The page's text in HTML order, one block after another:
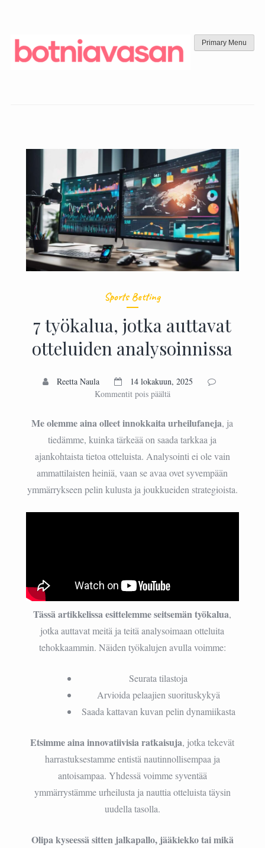
Primary Menu
Sports Betting
7 työkalua, jotka auttavat
otteluiden analysoinnissa
Reetta Naula
14 lokakuun, 2025
Kommentit pois päältäartikkelissa
työkalua,
jotka
auttavat
otteluiden
analysoinnissa
Me olemme aina olleet innokkaita urheilufaneja, ja
tiedämme, kuinka tärkeää on saada tarkkaa ja
ajankohtaista tietoa otteluista. Analysointi ei ole vain
ammattilaisten heiniä, vaan se avaa ovet syvempään
ymmärrykseen pelin kulusta ja joukkueiden strategioista.
Tässä artikkelissa esittelemme seitsemän työkalua,
jotka auttavat meitä ja teitä analysoimaan otteluita
tehokkaammin. Näiden työkalujen avulla voimme:
Seurata tilastoja
Arvioida pelaajien suorituskykyä
Saada kattavan kuvan pelin dynamiikasta
Etsimme aina innovatiivisia ratkaisuja, jotka tekevät
harrastuksestamme entistä nautinnollisempaa ja
antoisampaa. Yhdessä voimme syventää
ymmärrystämme urheilusta ja nauttia otteluista täysin
uudella tasolla.
Olipa kyseessä sitten jalkapallo, jääkiekko tai mikä